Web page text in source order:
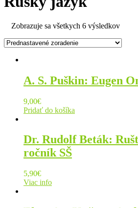
Zobrazuje sa všetkych 6 výsledkov
A. S. Puškin: Eugen
9,00€
Pridať do košíka
Dr. Rudolf Beták:
ročník SŠ
5,90€
Viac info